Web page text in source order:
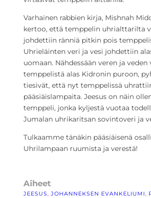
Varhainen rabbien kirja, Mishnah
kertoo, että temppelin uhrialttarilta
johdettiin ränniä pitkin pois
Uhrieläinten veri ja vesi johdettiin
uomaan. Nähdessään veren ja veden
temppelistä alas Kidronin puroon,
tiesivät, että nyt temppelissä
pääsiäislampaita. Jeesus on näin
temppeli, jonka kyljestä vuotaa
Jumalan uhrikaritsan sovintoveri ja
Tulkaamme tänäkin pääsiäisenä
Uhrilampaan ruumista ja verestä!
Aiheet
JEESUS, JOHANNEKSEN EVANKELIUMI,